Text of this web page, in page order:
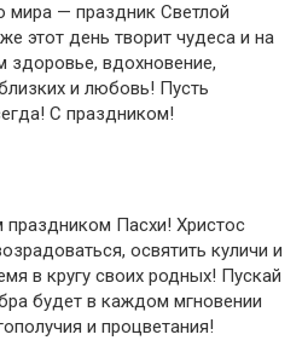
мира — праздник Светлой
этот день творит чудеса и на
здоровье, вдохновение,
и любовь! Пусть
С праздником!
Пасхи! Христос
освятить куличи и
в кругу своих родных! Пускай
будет в каждом мгновении
и процветания!